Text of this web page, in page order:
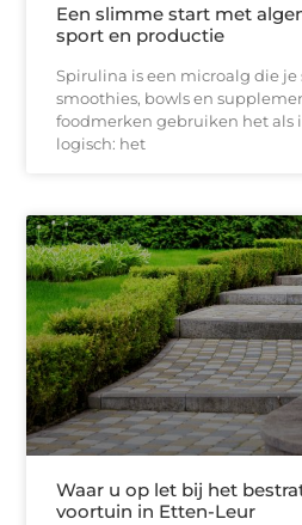
Een slimme start met
sport en productie
Spirulina is een microalg die je
smoothies, bowls en
foodmerken gebruiken het als
logisch: het
Waar u op let bij het
voortuin in Etten-Leur